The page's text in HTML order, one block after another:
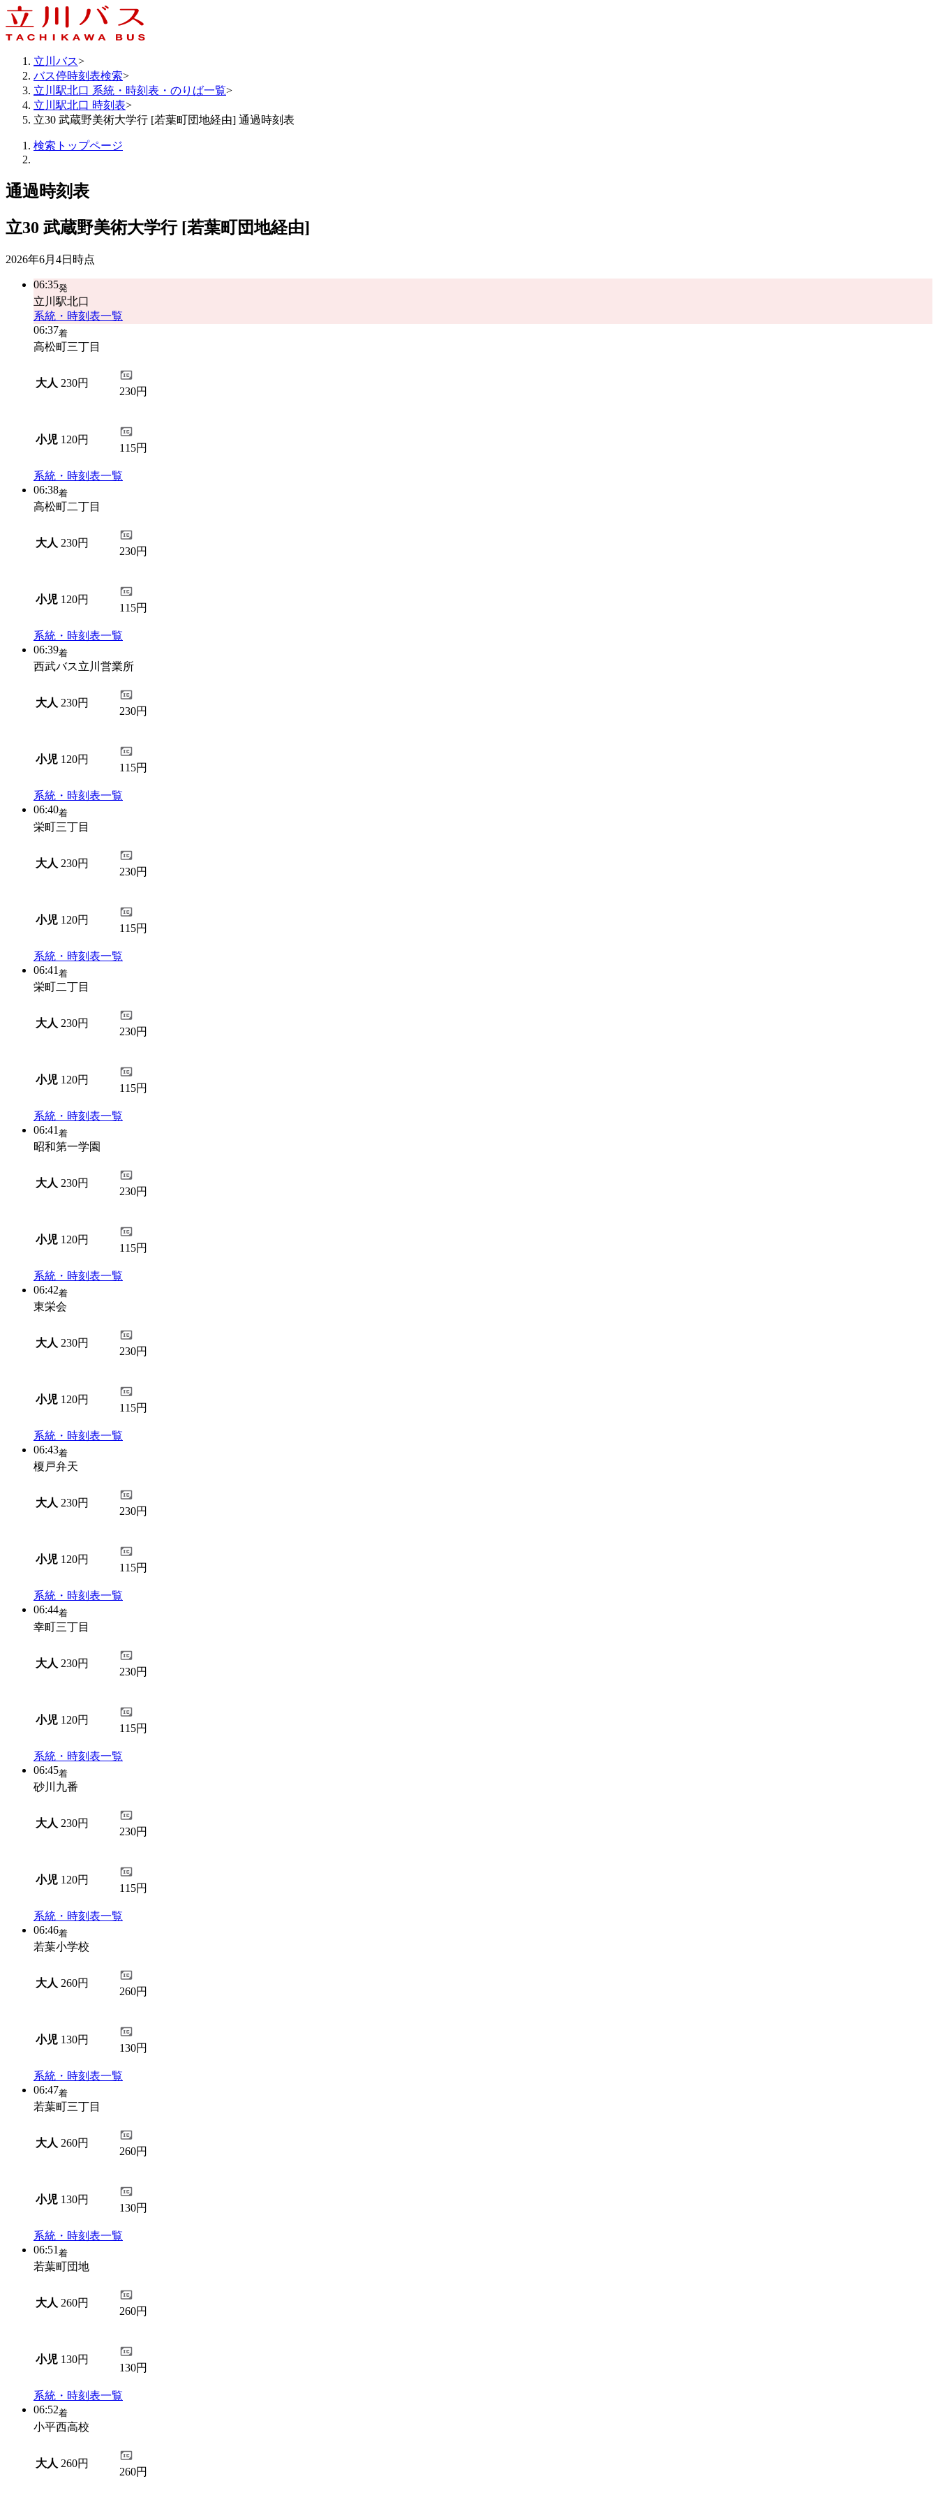
立川バス>
バス停時刻表検索>
立川駅北口 系統・時刻表・のりば一覧>
立川駅北口 時刻表>
立30 武蔵野美術大学行 [若葉町団地経由] 通過時刻表
検索トップページ
通過時刻表
立30 武蔵野美術大学行 [若葉町団地経由]
2026年6月4日 時点
06:35発
立川駅北口
系統・時刻表一覧
06:37着
高松町三丁目
大人 230円
230円
小児 120円
115円
系統・時刻表一覧
06:38着
高松町二丁目
大人 230円
230円
小児 120円
115円
系統・時刻表一覧
06:39着
西武バス立川営業所
大人 230円
230円
小児 120円
115円
系統・時刻表一覧
06:40着
栄町三丁目
大人 230円
230円
小児 120円
115円
系統・時刻表一覧
06:41 着
栄町二丁目
大人 230円
230円
小児 120円
115円
系統・時刻表一覧
06:41 着
昭和第一学園
大人 230円
230円
小児 120円
115円
系統・時刻表一覧
06:42着
東栄会
大人 230円
230円
小児 120円
115円
系統・時刻表一覧
06:43着
榎戸弁天
大人 230円
230円
小児 120円
115円
系統・時刻表一覧
06:44着
幸町三丁目
大人 230円
230円
小児 120円
115円
系統・時刻表一覧
06:45着
砂川九番
大人 230円
230円
小児 120円
115円
系統・時刻表一覧
06:46着
若葉小学校
大人 260円
260円
小児 130円
130円
系統・時刻表一覧
06:47着
若葉町三丁目
大人 260円
260円
小児 130円
130円
系統・時刻表一覧
06:51 着
若葉町団地
大人 260円
260円
小児 130円
130円
系統・時刻表一覧
06:52着
小平西高校
大人 260円
260円